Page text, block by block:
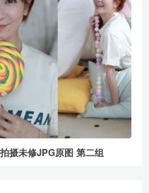
摄未修JPG原图 第二组